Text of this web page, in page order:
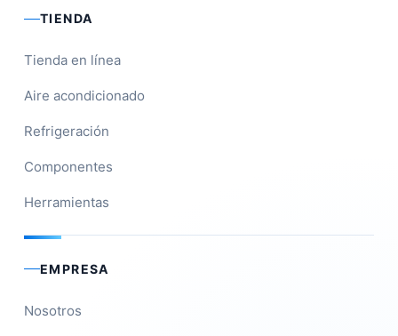
TIENDA
Tienda en línea
Aire acondicionado
Refrigeración
Componentes
Herramientas
EMPRESA
Nosotros